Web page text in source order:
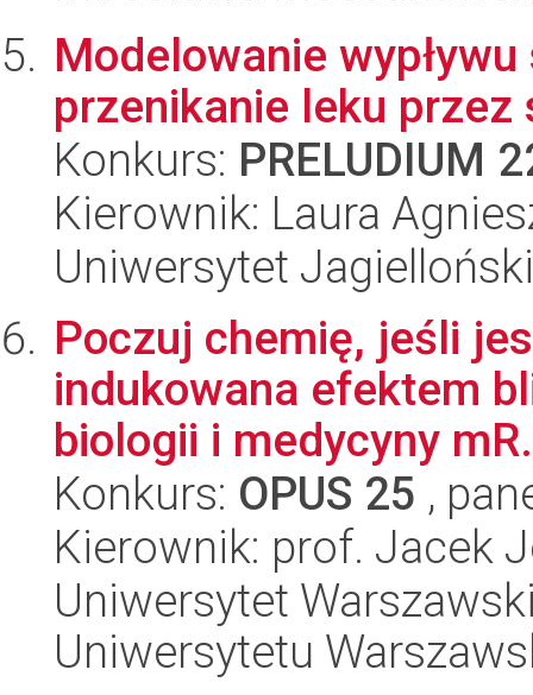
Modelowanie
przenikanie leku przez
Konkurs: PRELUDIUM
Kierownik: Laura
Uniwersytet
Poczuj chemię, jeśli
indukowana efektem
biologii i medycyny
Konkurs: OPUS 25 ,
Kierownik: prof. Jacek
Uniwersytet
Uniwersytetu